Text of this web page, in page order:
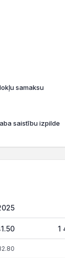
samaksu
saistību izpilde
1